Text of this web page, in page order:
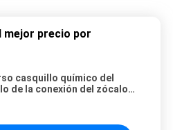
mejor precio por
casquillo químico del
de la conexión del zócalo